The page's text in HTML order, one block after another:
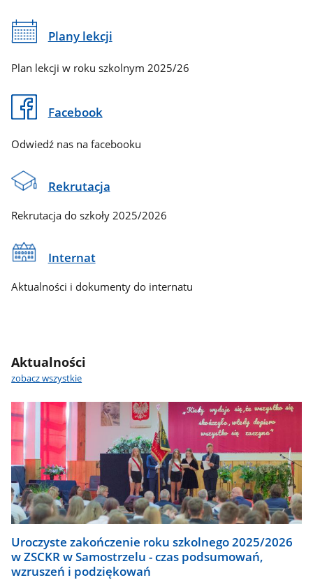
Plany lekcji
Plan lekcji w roku szkolnym 2025/26
Facebook
Odwiedź nas na facebooku
Rekrutacja
Rekrutacja do szkoły 2025/2026
Internat
Aktualności i dokumenty do internatu
Aktualności
zobacz wszystkie
Uroczyste zakończenie roku szkolnego 2025/2026
w ZSCKR w Samostrzelu - czas podsumowań,
wzruszeń i podziękowań